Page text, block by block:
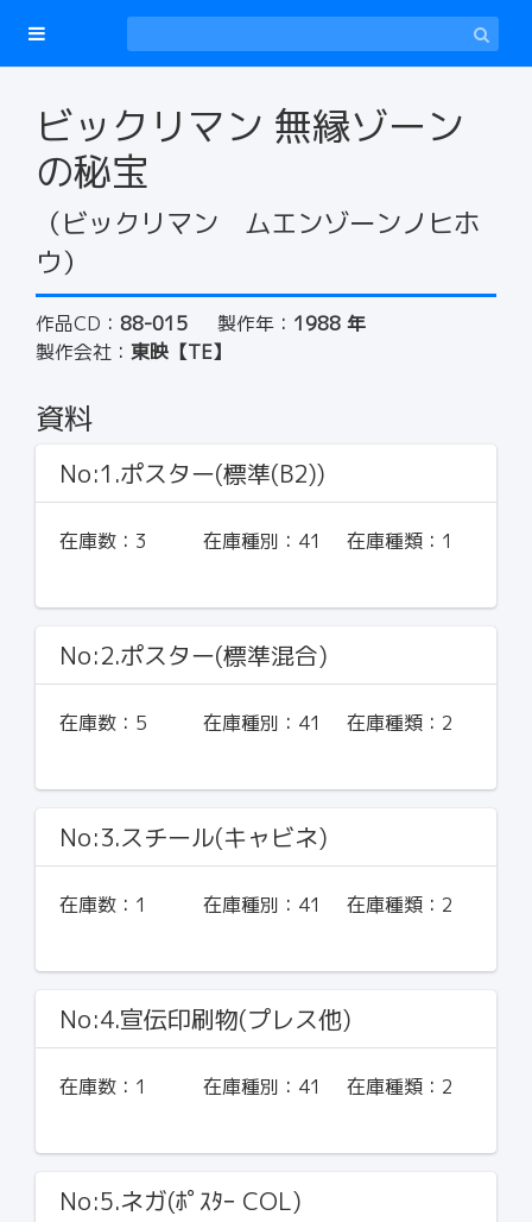
ビックリマン 無縁ゾーン
の秘宝
（ビックリマン ムエンゾーンノヒホ
ウ）
作品CD： 88-015 製作年： 1988 年
製作会社： 東映【TE】
資料
No:1.ポスター(標準(B2))
在庫数： 3 在庫種別： 41 在庫種類： 1
No:2.ポスター(標準混合)
在庫数： 5 在庫種別： 41 在庫種類： 2
No:3.スチール(キャビネ)
在庫数： 1 在庫種別： 41 在庫種類： 2
No:4.宣伝印刷物(プレス他)
在庫数： 1 在庫種別： 41 在庫種類： 2
No:5.ネガ(ﾎﾟｽﾀｰ COL)